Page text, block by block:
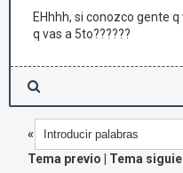
EHhhh, si conozco gente q
q vas a 5to??????
«
Tema previo
Tema